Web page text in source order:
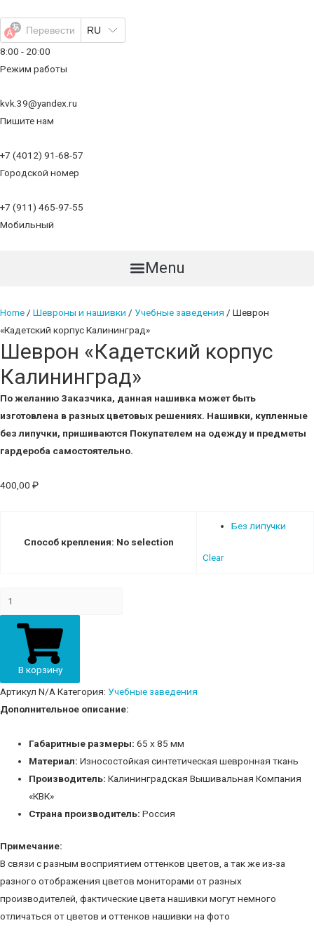
содержимому
Перевести
RU
8:00 - 20:00
Режим работы
kvk.39@yandex.ru
Пишите нам
+7 (4012) 91-68-57
Городской номер
+7 (911) 465-97-55
Мобильный
Menu
Home / Шевроны и нашивки / Учебные заведения / Шеврон
«Кадетский корпус Калининград»
Шеврон «Кадетский корпус
Калининград»
По желанию Заказчика, данная нашивка может быть
изготовлена в разных цветовых решениях. Нашивки, купленные
без липучки, пришиваются Покупателем на одежду и предметы
гардероба самостоятельно.
400,00 ₽
Способ крепления: No selection
Без липучки
Clear
"Кадетский
корпус
Калининград"
quantityВ корзину
Артикул N/AКатегория: Учебные заведения
Дополнительное описание:
Габаритные размеры:65 х 85 мм
Материал: Износостойкая синтетическая шевронная ткань
Производитель: Калининградская Вышивальная Компания
«КВК»
Страна производитель:Россия
Примечание:
В связи с разным восприятием оттенков цветов, а так же из-за
разного отображения цветов мониторами от разных
производителей, фактические цвета нашивки могут немного
отличаться от цветов и оттенков нашивки на фото